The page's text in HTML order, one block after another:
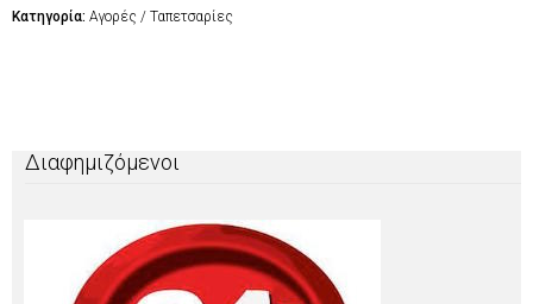
Κατηγορία: Αγορές / Ταπετσαρίες
Διαφημιζόμενοι